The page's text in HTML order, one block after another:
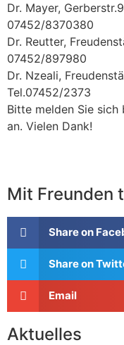
Dr. Mayer,
07452/8370380
Dr. Reutter,
07452/897980
Dr. Nzeali,
Tel.07452/2373
Bitte melden Sie
an. Vielen Dank!
Mit Freunden
Share on
Share on
Email
Aktuelles